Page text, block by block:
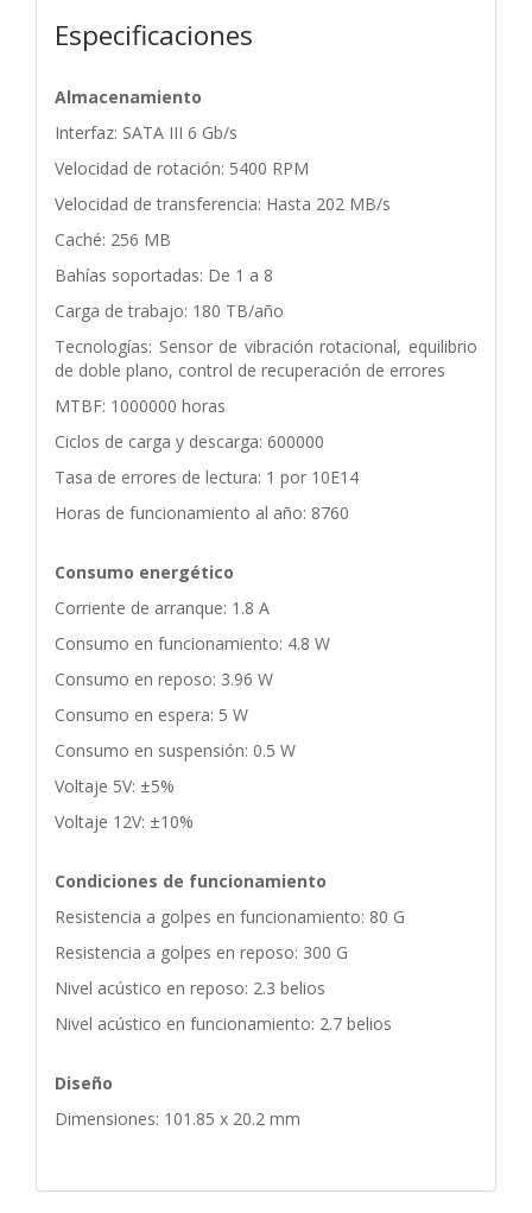
Especificaciones
Almacenamiento
Interfaz: SATA III 6 Gb/s
Velocidad de rotación: 5400 RPM
Velocidad de transferencia: Hasta 202 MB/s
Caché: 256 MB
Bahías soportadas: De 1 a 8
Carga de trabajo: 180 TB/año
Tecnologías: Sensor de vibración rotacional, equilibrio
de doble plano, control de recuperación de errores
MTBF: 1000000 horas
Ciclos de carga y descarga: 600000
Tasa de errores de lectura: 1 por 10E14
Horas de funcionamiento al año: 8760
Consumo energético
Corriente de arranque: 1.8 A
Consumo en funcionamiento: 4.8 W
Consumo en reposo: 3.96 W
Consumo en espera: 5 W
Consumo en suspensión: 0.5 W
Voltaje 5V: ±5%
Voltaje 12V: ±10%
Condiciones de funcionamiento
Resistencia a golpes en funcionamiento: 80 G
Resistencia a golpes en reposo: 300 G
Nivel acústico en reposo: 2.3 belios
Nivel acústico en funcionamiento: 2.7 belios
Diseño
Dimensiones: 101.85 x 20.2 mm